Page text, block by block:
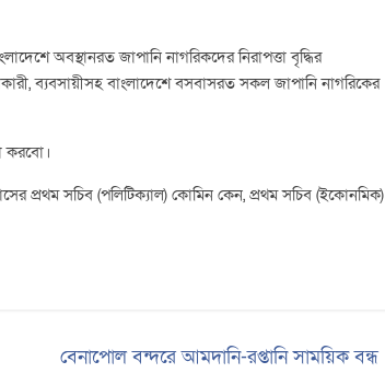
অবস্থানরত জাপানি নাগরিকদের নিরাপত্তা বৃদ্ধির
ব্যবসায়ীসহ বাংলাদেশে বসবাসরত সকল জাপানি নাগরিকের
করবো।
প্রথম সচিব (পলিটিক্যাল) কোমিন কেন, প্রথম সচিব (ইকোনমিক)
বেনাপোল বন্দরে আমদানি-রপ্তানি সাময়িক বন্ধ